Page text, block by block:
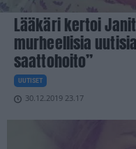
Lääkäri kertoi
murheellisia
saattohoito”
UUTISET
30.12.2019 23.17